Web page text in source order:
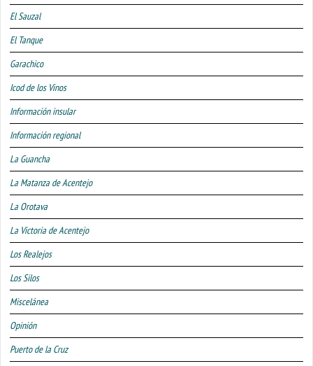
El Sauzal
El Tanque
Garachico
Icod de los Vinos
Información insular
Información regional
La Guancha
La Matanza de Acentejo
La Orotava
La Victoria de Acentejo
Los Realejos
Los Silos
Miscelánea
Opinión
Puerto de la Cruz